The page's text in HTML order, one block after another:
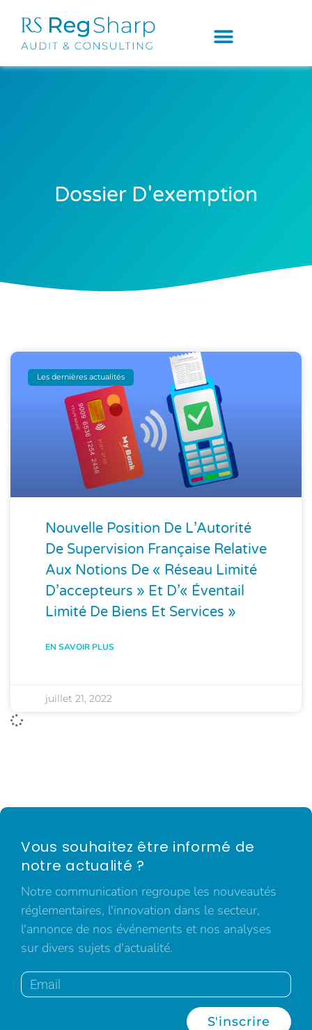
Dossier D'exemption
Les dernières actualités
Nouvelle Position De L’Autorité
De Supervision Française Relative
Aux Notions De « Réseau Limité
D’accepteurs » Et D’« Éventail
Limité De Biens Et Services »
EN SAVOIR PLUS
juillet 21, 2022
Vous souhaitez être informé de
notre actualité ?
Notre communication regroupe les nouveautés
réglementaires, l'innovation dans le secteur,
l'annonce de nos événements et nos analyses
sur divers sujets d'actualité.
S'inscrire